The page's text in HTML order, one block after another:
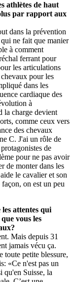
athlètes de haut
par rapport aux
dans la prévention
ne fait que manier
à comment
ferrant pour
les articulations
pour les
dans les
cardiaque des
à
la charge devient
comme ceux vers
des chevaux
C. J'ai un rôle de
de
pour ne pas avoir
de monter dans les
le cavalier et son
on est un peu
attentes qui
vous les
Mais depuis 31
jamais vécu ça.
toute petite blessure,
«Ce n'est pas un
qu'en Suisse, la